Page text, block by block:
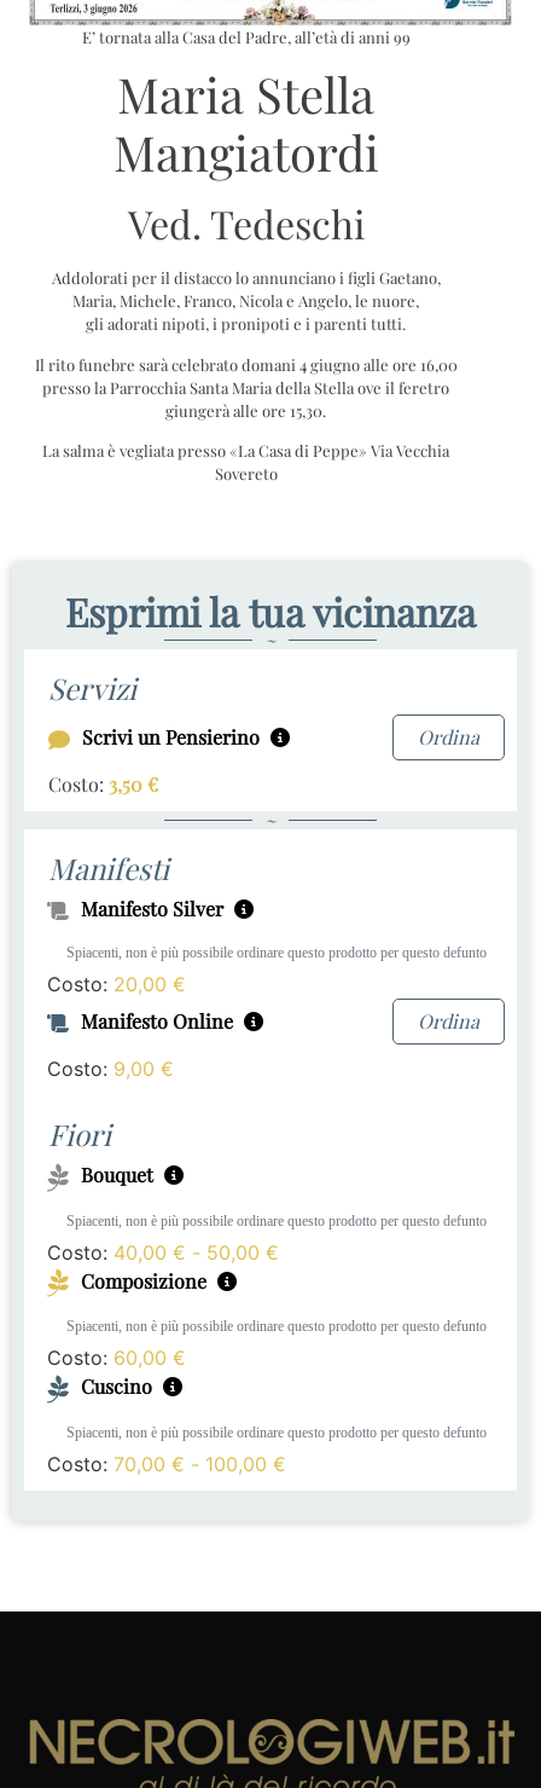
E’ tornata alla Casa del Padre, all’età di anni 99
Maria Stella
Mangiatordi
Ved. Tedeschi
Addolorati per il distacco lo annunciano i figli Gaetano,
Maria, Michele, Franco, Nicola e Angelo, le nuore,
gli adorati nipoti, i pronipoti e i parenti tutti.
Il rito funebre sarà celebrato domani 4 giugno alle ore 16,00
presso la Parrocchia Santa Maria della Stella ove il feretro
giungerà alle ore 15,30.
La salma è vegliata presso «La Casa di Peppe» Via Vecchia
Sovereto
Esprimi la tua vicinanza
~
Servizi
Scrivi un Pensierino
Ordina
Costo: 3,50€
~
Manifesti
Manifesto Silver
Spiacenti, non è più possibile ordinare questo prodotto per questo defunto
Costo: 20,00 €
Manifesto Online Ordina
Costo: 9,00 €
Fiori
Bouquet
Spiacenti, non è più possibile ordinare questo prodotto per questo defunto
Costo: 40,00 € - 50,00 €
Composizione
Spiacenti, non è più possibile ordinare questo prodotto per questo defunto
Costo: 60,00 €
Cuscino
Spiacenti, non è più possibile ordinare questo prodotto per questo defunto
Costo: 70,00 € - 100,00 €